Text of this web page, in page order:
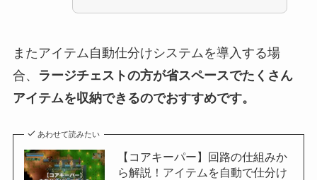
またアイテム自動仕分けシステムを導入する場
合、
ラージチェストの方が省スペースでたくさん
アイテムを収納できるのでおすすめです。
あわせて読みたい
【コアキーパー】回路の仕組みか
ら解説！アイテムを自動で仕分け